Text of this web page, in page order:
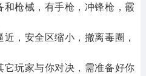
枪械，有手枪，冲锋枪，霰
，安全区缩小，撤离毒圈，
玩家与你对决，需准备好你